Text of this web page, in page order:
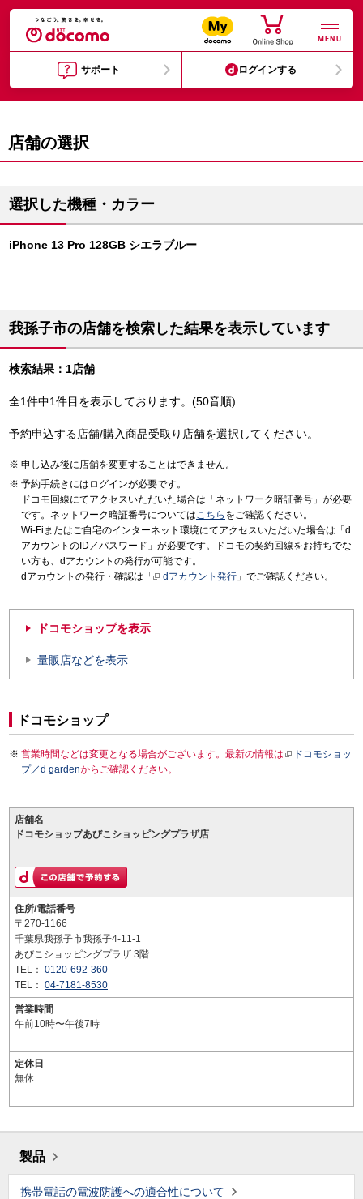
MENU
サポート ログインする
店舗の選択
選択した機種・カラー
iPhone 13 Pro 128GB シエラブルー
我孫子市の店舗を検索した結果を表示しています
検索結果：1店舗
全1件中1件目を表示しております。(50音順)
予約申込する店舗/購入商品受取り店舗を選択してください。
申し込み後に店舗を変更することはできません。
予約手続きにはログインが必要です。
ドコモ回線にてアクセスいただいた場合は「ネットワーク暗証番号」が必要
です。ネットワーク暗証番号についてはこちら をご確認ください。
Wi-Fiまたはご自宅のインターネット環境にてアクセスいただいた場合は「d
アカウントのID／パスワード」が必要です。ドコモの契約回線をお持ちでな
い方も、dアカウントの発行が可能です。
dアカウントの発行・確認は「
dアカウント発行 」でご確認ください。
ドコモショップを表示
量販店などを表示
ドコモショップ
営業時間などは変更となる場合がございます。最新の情報は
ドコモショッ
プ／d gardenからご確認ください。
店舗名
ドコモショップあびこショッピングプラザ店
住所/電話番号
〒270-1166
千葉県我孫子市我孫子4-11-1
あびこショッピングプラザ 3階
TEL： 0120-692-360
TEL： 04-7181-8530
営業時間
午前10時〜午後7時
定休日
無休
製品
携帯電話の電波防護への適合性について